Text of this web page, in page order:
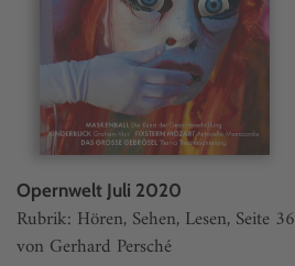
Opernwelt Juli 2020
Rubrik: Hören, Sehen, Lesen, Seite 36
von Gerhard Persché